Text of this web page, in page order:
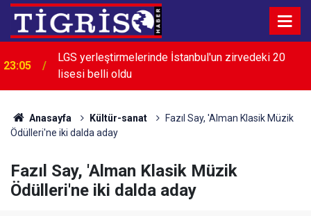
23:05
LGS yerleştirmelerinde İstanbul'un zirvedeki 20
lisesi belli oldu
Anasayfa Kültür-sanat
Fazıl Say, 'Alman Klasik Müzik
Ödülleri'ne iki dalda aday
Fazıl Say, 'Alman Klasik Müzik
Ödülleri'ne iki dalda aday